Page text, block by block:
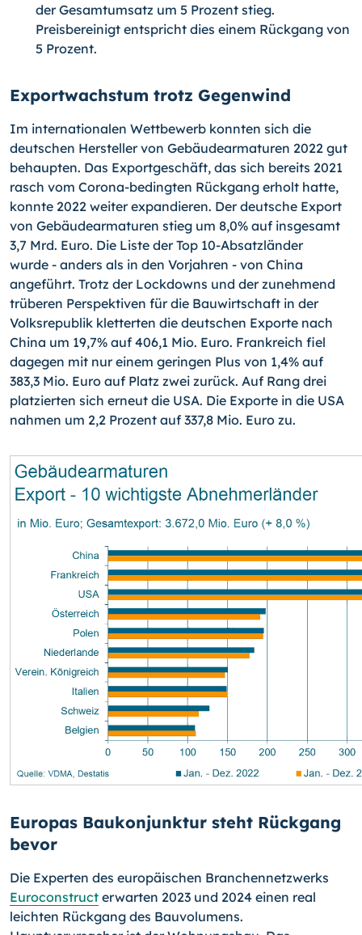
der Gesamtumsatz um 5 Prozent stieg.
Preisbereinigt entspricht dies einem Rückgang von
5 Prozent.
Exportwachstum trotz Gegenwind
Im internationalen Wettbewerb konnten sich die
deutschen Hersteller von Gebäudearmaturen 2022 gut
behaupten. Das Exportgeschäft, das sich bereits 2021
rasch vom Corona-bedingten Rückgang erholt hatte,
konnte 2022 weiter expandieren. Der deutsche Export
von Gebäudearmaturen stieg um 8,0% auf insgesamt
3,7 Mrd. Euro. Die Liste der Top 10-Absatzländer
wurde - anders als in den Vorjahren - von China
angeführt. Trotz der Lockdowns und der zunehmend
trüberen Perspektiven für die Bauwirtschaft in der
Volksrepublik kletterten die deutschen Exporte nach
China um 19,7% auf 406,1 Mio. Euro. Frankreich fiel
dagegen mit nur einem geringen Plus von 1,4% auf
383,3 Mio. Euro auf Platz zwei zurück. Auf Rang drei
platzierten sich erneut die USA. Die Exporte in die USA
nahmen um 2,2 Prozent auf 337,8 Mio. Euro zu.
Europas Baukonjunktur steht Rückgang
bevor
Die Experten des europäischen Branchennetzwerks
Euroconstruct erwarten 2023 und 2024 einen real
leichten Rückgang des Bauvolumens.